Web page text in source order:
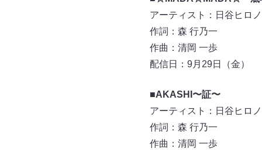
アーティスト：日谷ヒロノ
作詞：森 行乃一
作曲：清岡 一歩
配信日：9月29日（金）
■AKASHI〜証〜
アーティスト：日谷ヒロノ
作詞：森 行乃一
作曲：清岡 一歩